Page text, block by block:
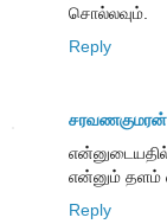
சொல்லவும்.
Reply
சரவணகுமரன்
என்னும் தளம்
Reply